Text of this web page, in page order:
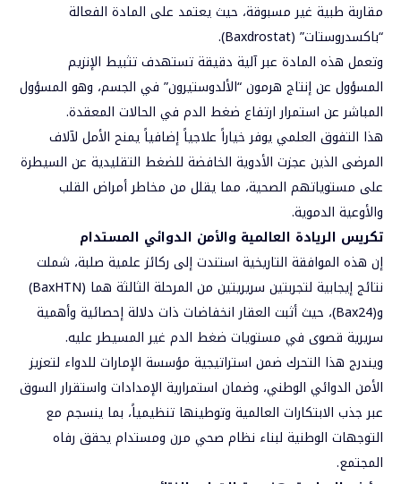
مقاربة طبية غير مسبوقة، حيث يعتمد على المادة الفعالة
“باكسدروستات” (Baxdrostat).
وتعمل هذه المادة عبر آلية دقيقة تستهدف تثبيط الإنزيم
المسؤول عن إنتاج هرمون “الألدوستيرون” في الجسم، وهو المسؤول
المباشر عن استمرار ارتفاع ضغط الدم في الحالات المعقدة.
هذا التفوق العلمي يوفر خياراً علاجياً إضافياً يمنح الأمل لآلاف
المرضى الذين عجزت الأدوية الخافضة للضغط التقليدية عن السيطرة
على مستوياتهم الصحية، مما يقلل من مخاطر أمراض القلب
والأوعية الدموية.
تكريس الريادة العالمية والأمن الدوائي المستدام
إن هذه الموافقة التاريخية استندت إلى ركائز علمية صلبة، شملت
نتائج إيجابية لتجربتين سريريتين من المرحلة الثالثة هما (BaxHTN)
و(Bax24)، حيث أثبت العقار انخفاضات ذات دلالة إحصائية وأهمية
سريرية قصوى في مستويات ضغط الدم غير المسيطر عليه.
ويندرج هذا التحرك ضمن استراتيجية مؤسسة الإمارات للدواء لتعزيز
الأمن الدوائي الوطني، وضمان استمرارية الإمدادات واستقرار السوق
عبر جذب الابتكارات العالمية وتوطينها تنظيمياً، بما ينسجم مع
التوجهات الوطنية لبناء نظام صحي مرن ومستدام يحقق رفاه
المجتمع.